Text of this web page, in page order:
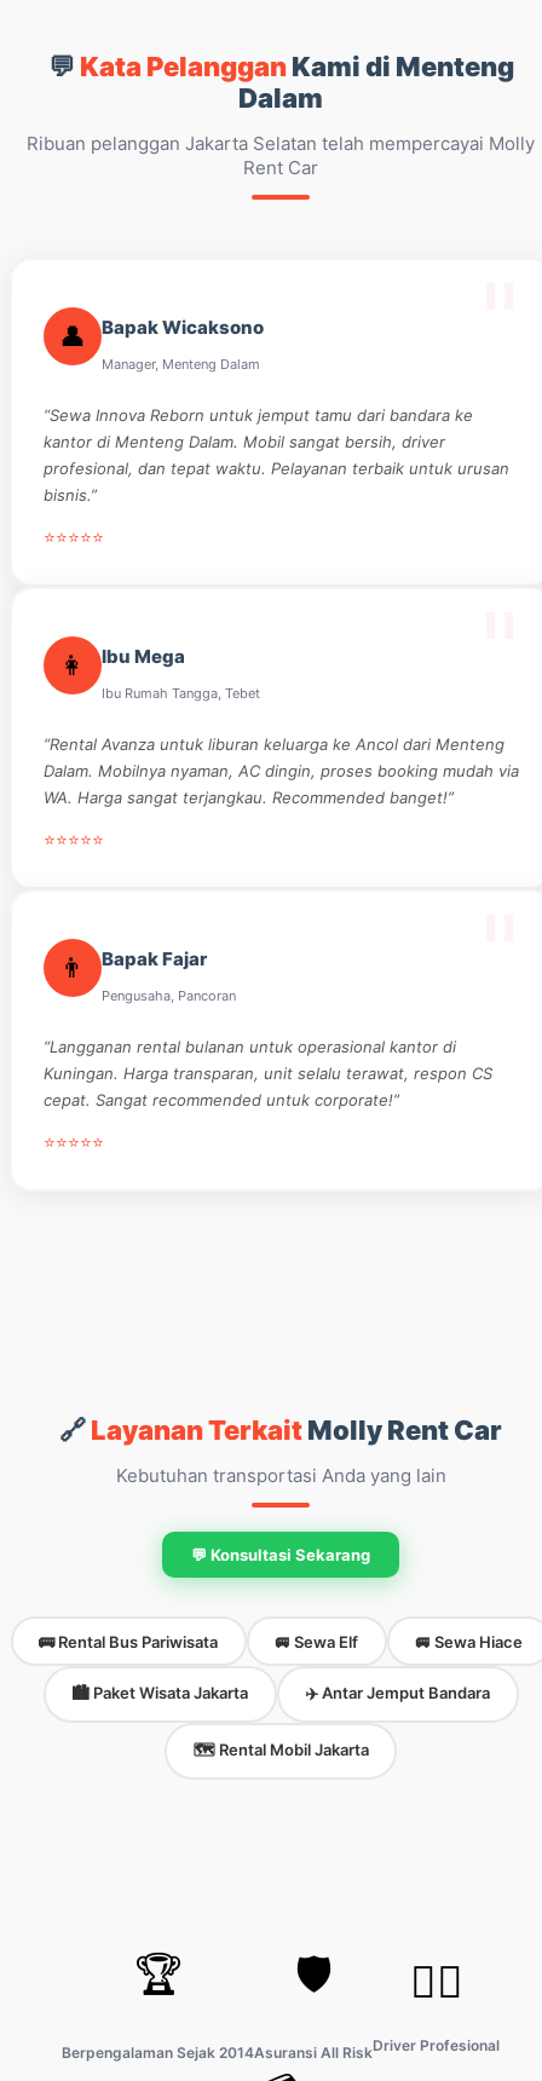
💬 Kata PelangganKami di Menteng
Dalam
Ribuan pelanggan Jakarta Selatan telah mempercayai Molly
Rent Car
👤 Bapak Wicaksono
Manager, Menteng Dalam
“Sewa Innova Reborn untuk jemput tamu dari bandara ke
kantor di Menteng Dalam. Mobil sangat bersih, driver
profesional, dan tepat waktu. Pelayanan terbaik untuk urusan
bisnis.”
⭐⭐⭐⭐⭐
👩 Ibu Mega
Ibu Rumah Tangga, Tebet
“Rental Avanza untuk liburan keluarga ke Ancol dari Menteng
Dalam. Mobilnya nyaman, AC dingin, proses booking mudah via
WA. Harga sangat terjangkau. Recommended banget!”
⭐⭐⭐⭐⭐
👨 Bapak Fajar
Pengusaha, Pancoran
“Langganan rental bulanan untuk operasional kantor di
Kuningan. Harga transparan, unit selalu terawat, respon CS
cepat. Sangat recommended untuk corporate!”
⭐⭐⭐⭐⭐
🔗Layanan TerkaitMolly Rent Car
Kebutuhan transportasi Anda yang lain
💬 Konsultasi Sekarang
🚌 Rental Bus Pariwisata 🚐 Sewa Elf 🚐 Sewa Hiace
🏙️ Paket Wisata Jakarta ✈️ Antar Jemput Bandara
🗺️ Rental Mobil Jakarta
🏆
Berpengalaman Sejak 2014
🛡️
Asuransi All Risk
👨‍✈️
Driver Profesional